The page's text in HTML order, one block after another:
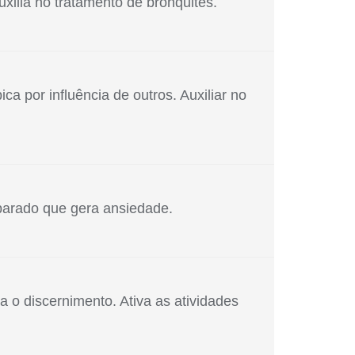
e resgatar, atinge a complexidade. Esse
por influência de outros. Auxiliar no
caseira é usado para combater a febre
que gera ansiedade.
o discernimento. Ativa as atividades